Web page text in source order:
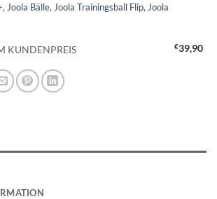
, Joola Bälle, Joola Trainingsball Flip, Joola
KUNDENPREIS €39,90